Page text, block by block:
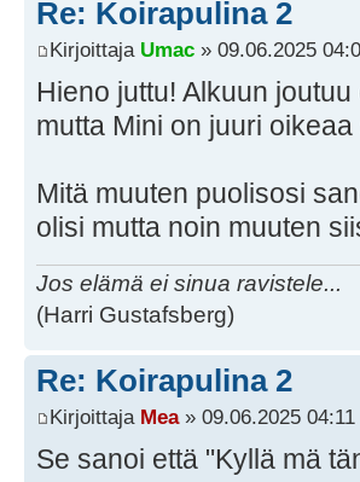
Re: Koirapulina 2
Kirjoittaja Umac » 09.06.2025
Hieno juttu! Alkuun
mutta Mini on juuri
Mitä muuten puolisosi
olisi mutta noin muuten
Jos elämä ei sinua ravistele...
(Harri Gustafsberg)
Re: Koirapulina 2
Kirjoittaja Mea» 09.06.2025 04:11
Se sanoi että "Kyllä mä